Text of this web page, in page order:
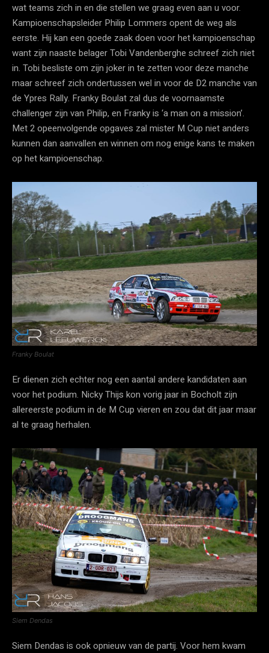
wat teams zich in en die stellen we graag even aan u voor.
Kampioenschapsleider Philip Lommers opent de weg als
eerste. Hij kan een goede zaak doen voor het kampioenschap
want zijn naaste belager Tobi Vandenberghe schreef zich niet
in. Tobi besliste om zijn joker in te zetten voor deze manche
maar schreef zich ondertussen wel in voor de D2 manche van
de Ypres Rally. Franky Boulat zal dus de voornaamste
challenger zijn van Philip, en Franky is ‘a man on a mission’.
Met 2 opeenvolgende opgaves zal mister M Cup niet anders
kunnen dan aanvallen en winnen om nog enige kans te maken
op het kampioenschap.
Franky Boulat
Er dienen zich echter nog een aantal andere kandidaten aan
voor het podium. Nicky Thijs kon vorig jaar in Bocholt zijn
allereerste podium in de M Cup vieren en zou dat dit jaar maar
al te graag herhalen.
Siem Dendas
Siem Dendas is ook opnieuw van de partij. Voor hem kwam